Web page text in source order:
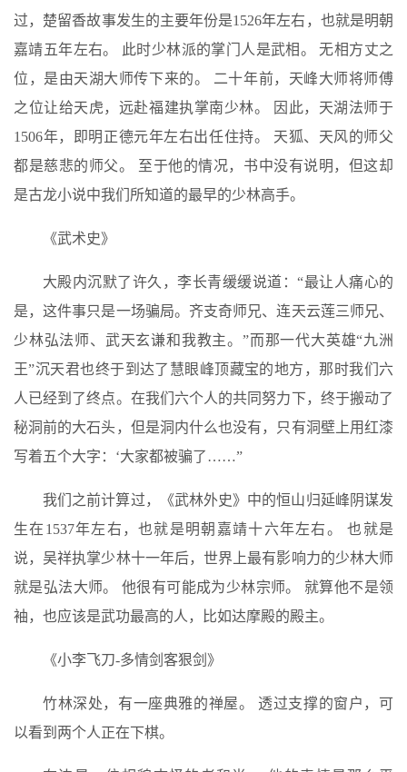
过，楚留香故事发生的主要年份是1526年左右，也就是明朝
嘉靖五年左右。 此时少林派的掌门人是武相。 无相方丈之
位，是由天湖大师传下来的。 二十年前，天峰大师将师傅
之位让给天虎，远赴福建执掌南少林。 因此，天湖法师于
1506年，即明正德元年左右出任住持。 天狐、天风的师父
都是慈悲的师父。 至于他的情况，书中没有说明，但这却
是古龙小说中我们所知道的最早的少林高手。
《武术史》
大殿内沉默了许久，李长青缓缓说道：“最让人痛心的
是，这件事只是一场骗局。齐支奇师兄、连天云莲三师兄、
少林弘法师、武天玄谦和我教主。”而那一代大英雄“九洲
王”沉天君也终于到达了慧眼峰顶藏宝的地方，那时我们六
人已经到了终点。在我们六个人的共同努力下，终于搬动了
秘洞前的大石头，但是洞内什么也没有，只有洞壁上用红漆
写着五个大字：‘大家都被骗了……”
我们之前计算过，《武林外史》中的恒山归延峰阴谋发
生在1537年左右，也就是明朝嘉靖十六年左右。 也就是
说，吴祥执掌少林十一年后，世界上最有影响力的少林大师
就是弘法大师。 他很有可能成为少林宗师。 就算他不是领
袖，也应该是武功最高的人，比如达摩殿的殿主。
《小李飞刀-多情剑客狠剑》
竹林深处，有一座典雅的禅屋。 透过支撑的窗户，可
以看到两个人正在下棋。